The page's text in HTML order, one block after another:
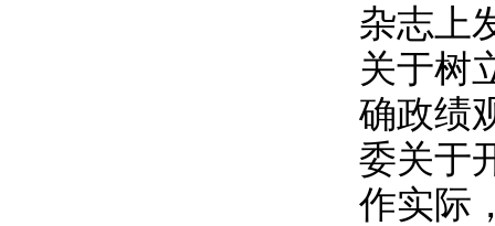
杂志上
关于树
确政绩
委关于
作实际